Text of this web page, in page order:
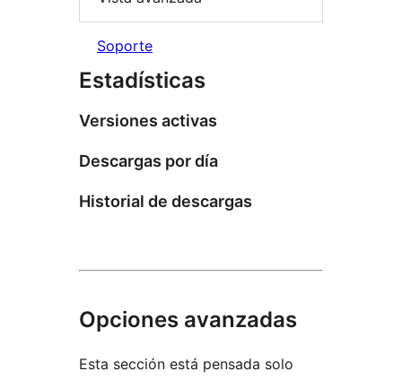
Soporte
Estadísticas
Versiones activas
Descargas por día
Historial de descargas
Opciones avanzadas
Esta sección está pensada solo